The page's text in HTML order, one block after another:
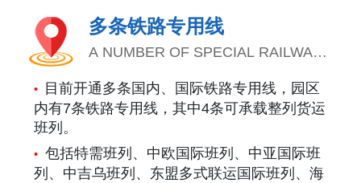
多条铁路专用线
A NUMBER OF SPECIAL RAILWAY
LINES
•
目前开通多条国内、国际铁路专用线，园区
内有7条铁路专用线，其中4条可承载整列货运
班列。
• 包括特需班列、中欧国际班列、中亚国际班
列、中吉乌班列、东盟多式联运国际班列、海